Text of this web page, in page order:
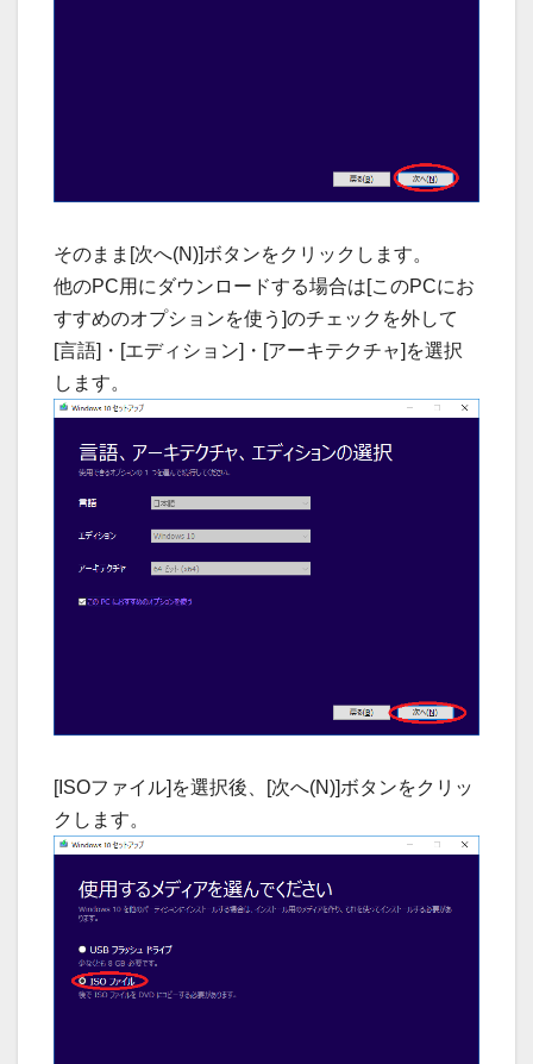
そのまま[次へ(N)]ボタンをクリックします。
他のPC用にダウンロードする場合は[このPCにお
すすめのオプションを使う]のチェックを外して
[言語]・[エディション]・[アーキテクチャ]を選択
します。
[ISOファイル]を選択後、[次へ(N)]ボタンをクリッ
クします。